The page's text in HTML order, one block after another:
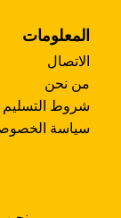
المعلومات
الاتصال
من نحن
شروط التسليم
سياسة